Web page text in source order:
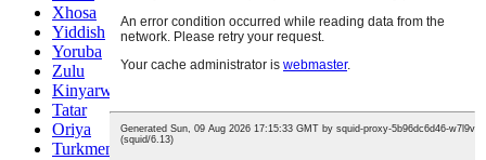
Xhosa
Yiddish
Yoruba
Zulu
Kinyarwanda
Tatar
Oriya
Turkmen